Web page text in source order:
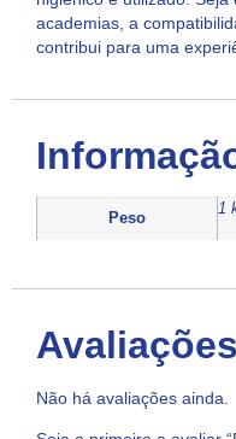
academias, a
contribui para uma
Peso
1
Avaliações
Não há avaliações ainda.